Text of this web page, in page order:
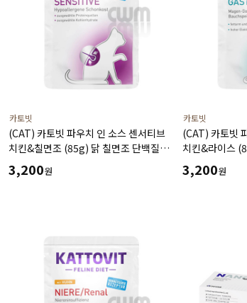
카토빗
(CAT) 카토빗 파우치 인 소스 센서티브
치킨&칠면조 (85g) 닭 칠면조 단백질원
알레르기 소화에 도움
3,200원
카토빗
(CAT) 카토빗
치킨&라이스
저지방 소화 췌
3,200원